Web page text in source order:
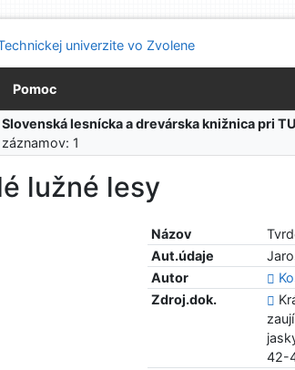
Pomoc
Slovenská lesnícka a drevárska knižnica pri
1
lužné lesy
Názov
Aut.údaje
Autor
Zdroj.dok.
42-